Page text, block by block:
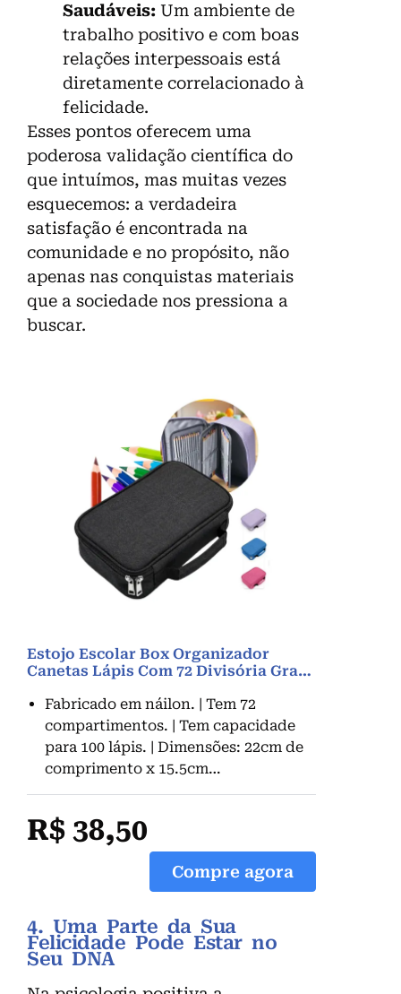
Saudáveis: Um ambiente de
trabalho positivo e com boas
relações interpessoais está
diretamente correlacionado à
felicidade.
Esses pontos oferecem uma
poderosa validação científica do
que intuímos, mas muitas vezes
esquecemos: a verdadeira
satisfação é encontrada na
comunidade e no propósito, não
apenas nas conquistas materiais
que a sociedade nos pressiona a
buscar.
Estojo Escolar Box Organizador
Canetas Lápis Com 72 Divisória Gra…
Fabricado em náilon. | Tem 72
compartimentos. | Tem capacidade
para 100 lápis. | Dimensões: 22cm de
comprimento x 15.5cm…
R$ 38,50
Compre agora
4. Uma Parte da Sua
Felicidade Pode Estar no
Seu DNA